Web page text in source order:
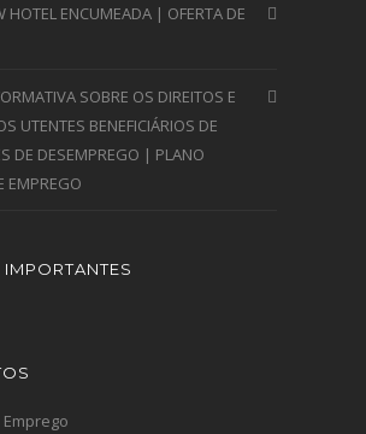
HOTEL ENCUMEADA | OFERTA DE
SOBRE OS DIREITOS E
UTENTES BENEFICIÁRIOS DE
DE DESEMPREGO | PLANO
EMPREGO